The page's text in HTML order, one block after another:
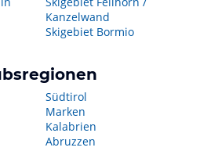
Kanzelwand
Skigebiet Bormio
Südtirol
Marken
Kalabrien
Abruzzen